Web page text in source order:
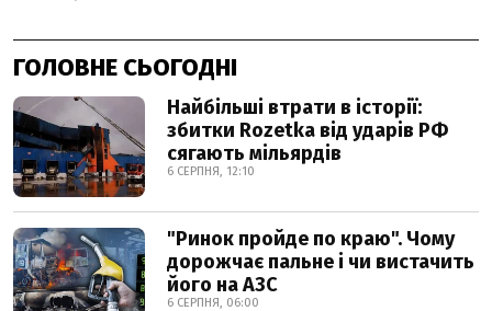
ГОЛОВНЕ СЬОГОДНІ
Найбільші втрати в історії:
збитки Rozetka від ударів РФ
сягають мільярдів
6 СЕРПНЯ, 12:10
"Ринок пройде по краю". Чому
дорожчає пальне і чи вистачить
його на АЗС
6 СЕРПНЯ, 06:00